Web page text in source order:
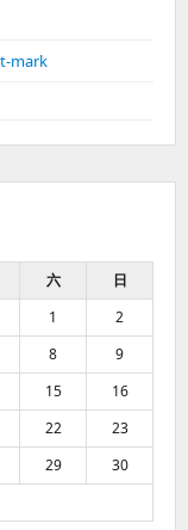
mark
六
日
1
2
8
9
15
16
22
23
29
30